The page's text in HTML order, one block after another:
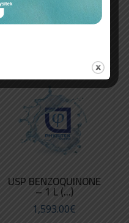
USP BENZOQUINONE
– 1 L (...)
1,593.00€